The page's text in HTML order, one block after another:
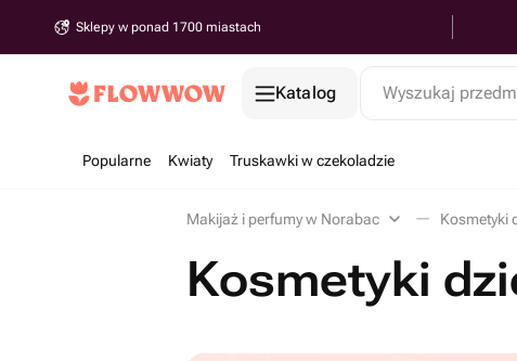
Sklepy w ponad 1700 miastach
Katalog Wyszukaj
Popularne Kwiaty Truskawki w czekoladzie
Makijaż i perfumy w Norabac Kosmetyki
Kosmetyki